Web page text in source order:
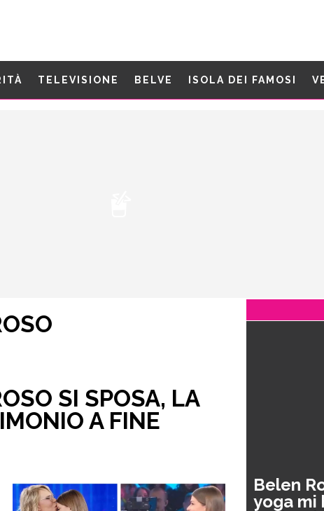
TELEVISIONE BELVE ISOLA DEI FAMOSI
SI SPOSA, LA
A FINE
Belen
yoga mi